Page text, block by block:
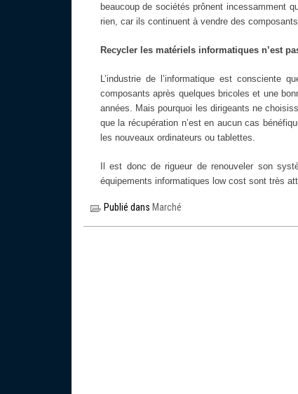
beaucoup de sociétés prônent incessamment
rien, car ils continuent à vendre des
Recycler les matériels informatiques n’est
L’industrie de l’informatique est consciente
composants après quelques bricoles et une
années. Mais pourquoi les dirigeants ne
que la récupération n’est en aucun cas
les nouveaux ordinateurs ou tablettes.
Il est donc de rigueur de renouveler son
équipements informatiques low cost sont très
Publié dans Marché